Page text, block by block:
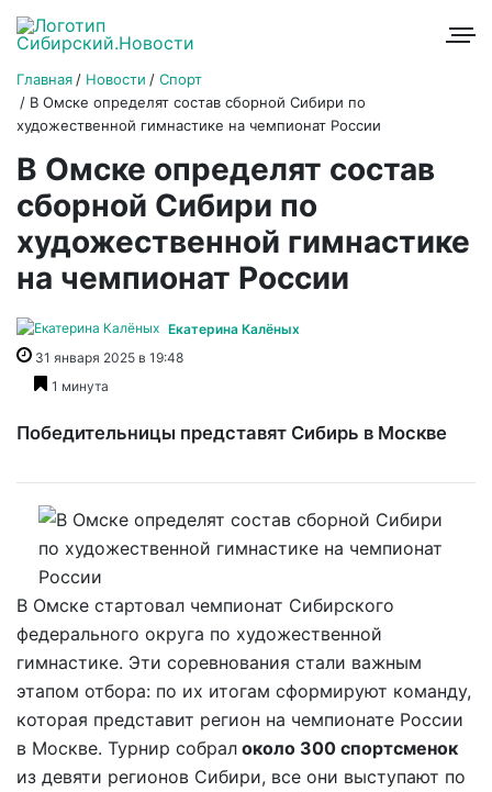
Главная Новости
Спорт
В Омске определят состав сборной Сибири по
художественной гимнастике на чемпионат России
В Омске определят состав
сборной Сибири по
художественной гимнастике
на чемпионат России
Екатерина Калёных
31 января 2025 в 19:48
1 минута
Победительницы представят Сибирь в Москве
В Омске стартовал чемпионат Сибирского
федерального округа по художественной
гимнастике. Эти соревнования стали важным
этапом отбора: по их итогам сформируют команду,
которая представит регион на чемпионате России
в Москве. Турнир собрал около 300 спортсменок
из девяти регионов Сибири, все они выступают по